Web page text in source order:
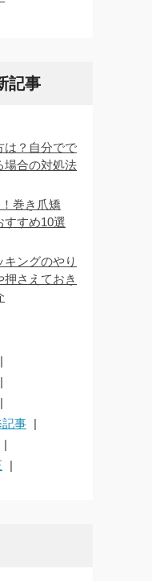
記事
は？自分でで
場合の対処法
巻き爪矯
すすめ10選
ングのやり
さえておき
記事